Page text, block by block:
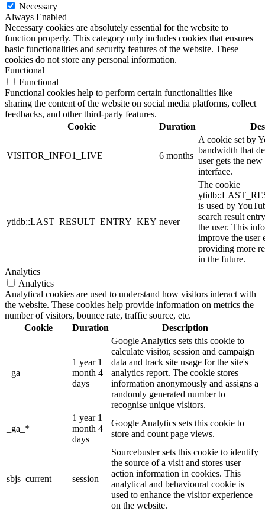
Necessary
Always Enabled
Necessary cookies are absolutely essential for the website to
function properly. This category only includes cookies that ensures
basic functionalities and security features of the website. These
cookies do not store any personal information.
Functional
Functional
Functional cookies help to perform certain functionalities like
sharing the content of the website on social media platforms, collect
feedbacks, and other third-party features.
Cookie
Duration
VISITOR_INFO1_LIVE 6 months
A cookie set by
bandwidth that
user gets the
interface.
ytidb::LAST_RESULT_ENTRY_KEY never
The cookie
is used by
search result
the user. This
improve the user
providing more
in the future.
Analytics
Analytics
Analytical cookies are used to understand how visitors interact with
the website. These cookies help provide information on metrics the
number of visitors, bounce rate, traffic source, etc.
Cookie
Duration Description
_ga
1 year 1
month 4
days
Google Analytics sets this cookie to
calculate visitor, session and campaign
data and track site usage for the site's
analytics report. The cookie stores
information anonymously and assigns a
randomly generated number to
recognise unique visitors.
_ga_*
1 year 1
month 4
days
Google Analytics sets this cookie to
store and count page views.
sbjs_current session
Sourcebuster sets this cookie to identify
the source of a visit and stores user
action information in cookies. This
analytical and behavioural cookie is
used to enhance the visitor experience
on the website.